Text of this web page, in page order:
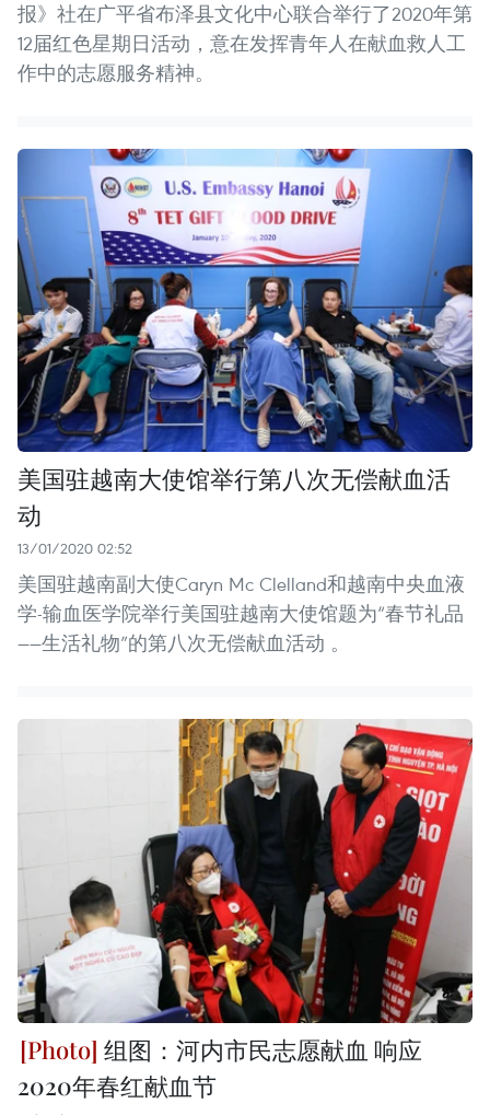
报》社在广平省布泽县文化中心联合举行了2020年第
12届红色星期日活动，意在发挥青年人在献血救人工
作中的志愿服务精神。
美国驻越南大使馆举行第八次无偿献血活
动
13/01/2020 02:52
美国驻越南副大使Caryn Mc Clelland和越南中央血液
学-输血医学院举行美国驻越南大使馆题为“春节礼品
——生活礼物”的第八次无偿献血活动 。
组图：河内市民志愿献血 响应
2020年春红献血节